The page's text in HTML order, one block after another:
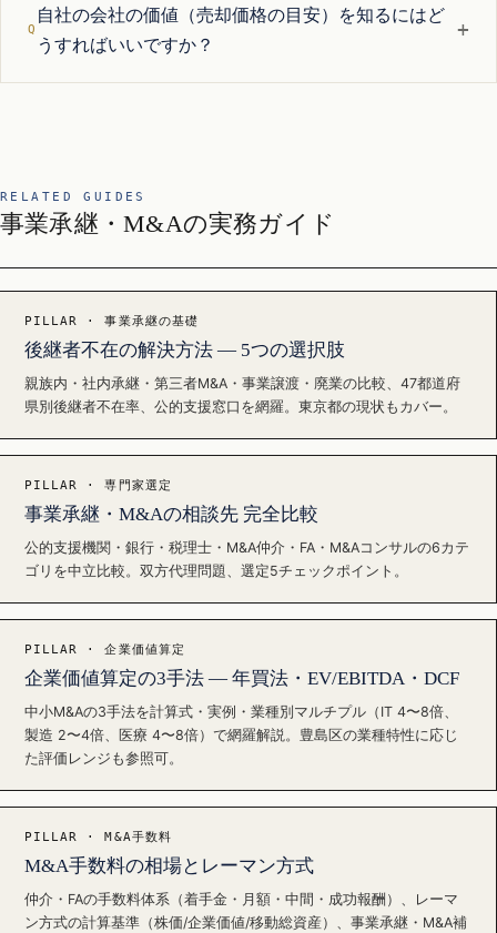
自社の会社の価値（売却価格の目安）を知るにはど
うすればいいですか？
+
RELATED GUIDES
事業承継・M&Aの実務ガイド
PILLAR · 事業承継の基礎
後継者不在の解決方法 — 5つの選択肢
親族内・社内承継・第三者M&A・事業譲渡・廃業の比較、47都道府
県別後継者不在率、公的支援窓口を網羅。東京都の現状もカバー。
PILLAR · 専門家選定
事業承継・M&Aの相談先 完全比較
公的支援機関・銀行・税理士・M&A仲介・FA・M&Aコンサルの6カテ
ゴリを中立比較。双方代理問題、選定5チェックポイント。
PILLAR · 企業価値算定
企業価値算定の3手法 — 年買法・EV/EBITDA・DCF
中小M&Aの3手法を計算式・実例・業種別マルチプル（IT 4〜8倍、
製造 2〜4倍、医療 4〜8倍）で網羅解説。豊島区の業種特性に応じ
た評価レンジも参照可。
PILLAR · M&A手数料
M&A手数料の相場とレーマン方式
仲介・FAの手数料体系（着手金・月額・中間・成功報酬）、レーマ
ン方式の計算基準（株価/企業価値/移動総資産）、事業承継・M&A補